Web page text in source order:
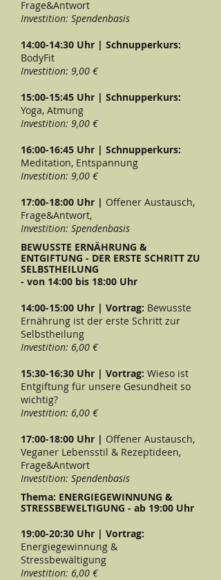
Frage&Antwort
Investition: Spendenbasis
14:00-14:30 Uhr | Schnupperkurs:
BodyFit
Investition: 9,00 €
15:00-15:45 Uhr | Schnupperkurs:
Yoga, Atmung
Investition: 9,00 €
16:00-16:45 Uhr | Schnupperkurs:
Meditation, Entspannung
Investition: 9,00 €
17:00-18:00 Uhr | Offener Austausch,
Frage&Antwort,
Investition: Spendenbasis
BEWUSSTE ERNÄHRUNG &
ENTGIFTUNG - DER ERSTE SCHRITT ZU
SELBSTHEILUNG
- von 14:00 bis 18:00 Uhr
14:00-15:00 Uhr | Vortrag: Bewusste
Ernährung ist der erste Schritt zur
Selbstheilung
Investition: 6,00 €
15:30-16:30 Uhr | Vortrag: Wieso ist
Entgiftung für unsere Gesundheit so
wichtig?
Investition: 6,00 €
17:00-18:00 Uhr | Offener Austausch,
Veganer Lebensstil & Rezeptideen,
Frage&Antwort
Investition: Spendenbasis
Thema: ENERGIEGEWINNUNG &
STRESSBEWELTIGUNG - ab 19:00 Uhr
19:00-20:30 Uhr | Vortrag:
Energiegewinnung &
Stressbewältigung
Investition: 6,00 €